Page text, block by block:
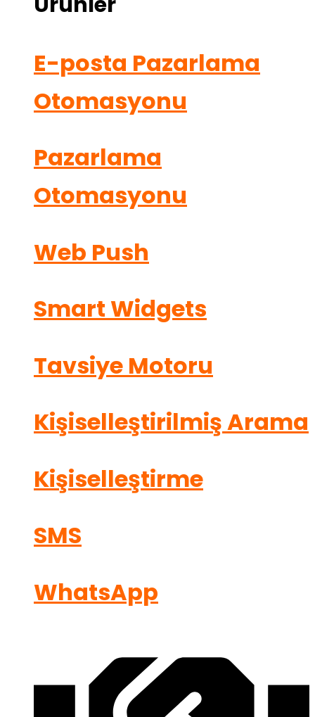
E-posta Pazarlama
Otomasyonu
Pazarlama
Otomasyonu
Web Push
Smart Widgets
Tavsiye Motoru
Kişiselleştirilmiş Arama
Kişiselleştirme
SMS
WhatsApp